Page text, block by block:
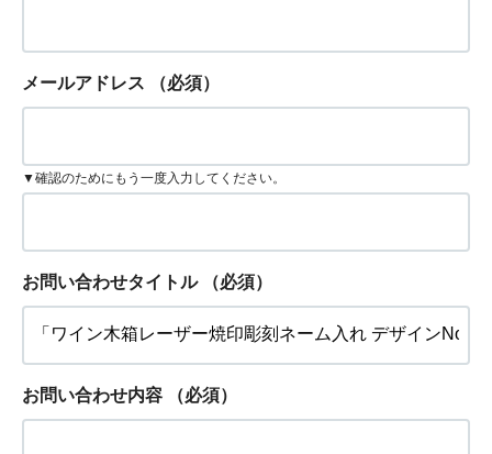
メールアドレス （必須）
▼確認のためにもう一度入力してください。
お問い合わせタイトル （必須）
お問い合わせ内容 （必須）